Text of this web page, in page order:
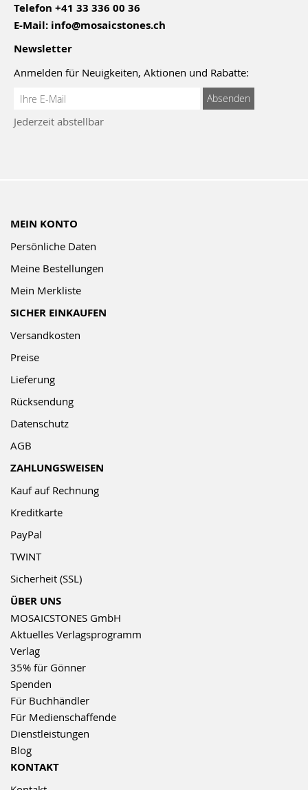
Telefon +41 33 336 00 36
E-Mail: info@mosaicstones.ch
Newsletter
Anmelden für Neuigkeiten, Aktionen und Rabatte:
Anmeldung
Newsletter:
Absenden
Jederzeit abstellbar
MEIN KONTO
Persönliche Daten
Meine Bestellungen
Mein Merkliste
SICHER EINKAUFEN
Versandkosten
Preise
Lieferung
Rücksendung
Datenschutz
AGB
ZAHLUNGSWEISEN
Kauf auf Rechnung
Kreditkarte
PayPal
TWINT
Sicherheit (SSL)
ÜBER UNS
MOSAICSTONES GmbH
Aktuelles Verlagsprogramm
Verlag
35% für Gönner
Spenden
Für Buchhändler
Für Medienschaffende
Dienstleistungen
Blog
KONTAKT